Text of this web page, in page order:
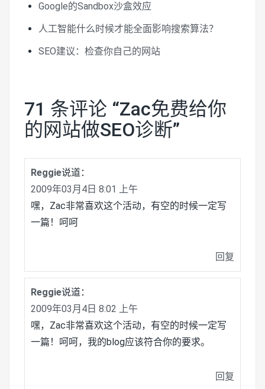
Google的Sandbox沙盒效应
人工智能什么时候才能全面影响搜索算法？
SEO建议：检查你自己的网站
71 条评论 “Zac免费给你
的网站做SEO诊断”
Reggie说道：
2009年03月4日 8:01 上午
嘿，Zac非常喜欢这个活动，有空的时候一定写
一篇！呵呵
回复
Reggie说道：
2009年03月4日 8:02 上午
嘿，Zac非常喜欢这个活动，有空的时候一定写
一篇！呵呵，我的blog应该符合你的要求。
回复